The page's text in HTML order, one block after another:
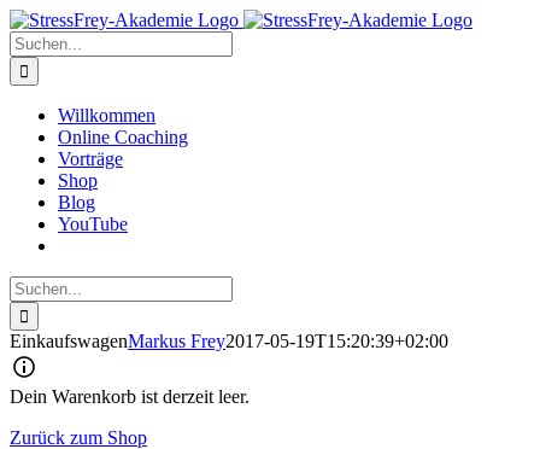
Zum
Inhalt
springen
Suche
nach:
Willkommen
Online Coaching
Vorträge
Shop
Blog
YouTube
Suche
nach:
EinkaufswagenMarkus Frey2017-05-19T15:20:39+02:00
Dein Warenkorb ist derzeit leer.
Zurück zum Shop